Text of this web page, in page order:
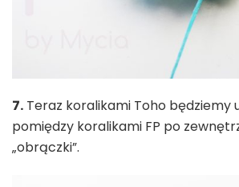
7. Teraz koralikami Toho będziemy
pomiędzy koralikami FP po
„obrączki”.